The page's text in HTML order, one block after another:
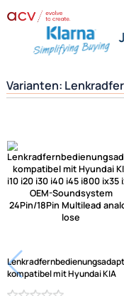
Sie besitzen ein neues
Nun möchten Sie aber
z. Bsp. Zenec Radio
wieder von Ihrem
benötigen Sie diesen
Herstellerinformationen
Hilfreiche Links
passende Produkte
Ähnliche Produkte anzeigen